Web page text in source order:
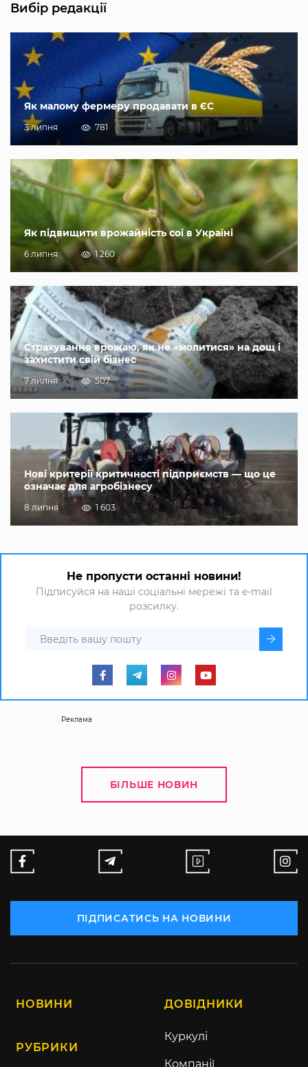
Вибір редакції
Як малому фермеру продавати в ЄС
3 липня 781
Як підвищити врожайність сої в Україні
6 липня 1 260
Страхування врожаю, як не «молитися» на дощ і
захистити свій бізнес
7 липня 507
Нові критерії критичності підприємств — що це
означає для агробізнесу
8 липня 1 603
Не пропусти останні новини!
Підписуйся на наші соціальні мережі та e-mail
розсилку.
Реклама
БІЛЬШЕ НОВИН
ПІДПИСАТИСЬ НА НОВИНИ
НОВИНИ
РУБРИКИ
ДОВІДНИКИ
Куркулі
Компанії